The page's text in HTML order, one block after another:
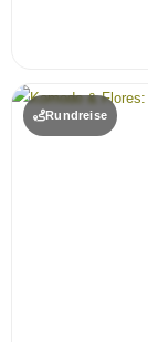
Rundreise